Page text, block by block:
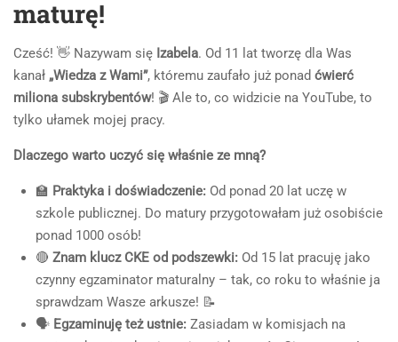
maturę!
Cześć! 👋 Nazywam się Izabela. Od 11 lat tworzę dla Was
kanał „Wiedza z Wami”, któremu zaufało już ponad ćwierć
miliona subskrybentów! 🎬 Ale to, co widzicie na YouTube, to
tylko ułamek mojej pracy.
Dlaczego warto uczyć się właśnie ze mną?
🏫 Praktyka i doświadczenie: Od ponad 20 lat uczę w
szkole publicznej. Do matury przygotowałam już osobiście
ponad 1000 osób!
🔴 Znam klucz CKE od podszewki: Od 15 lat pracuję jako
czynny egzaminator maturalny – tak, co roku to właśnie ja
sprawdzam Wasze arkusze! 📝
🗣️ Egzaminuję też ustnie: Zasiadam w komisjach na